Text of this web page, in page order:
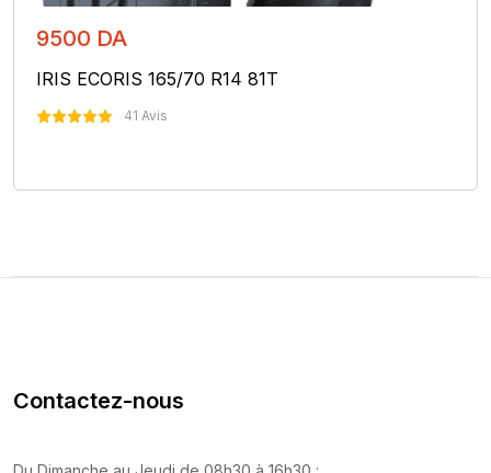
9500 DA
IRIS ECORIS 165/70 R14 81T
41 Avis
Contactez-nous